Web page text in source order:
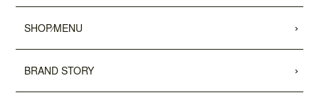
バーガー千葉ユニモちはら台店が紹介さ
れました。
中目黒店がプレオープンしました。
SHOP⁄MENU
BRAND STORY